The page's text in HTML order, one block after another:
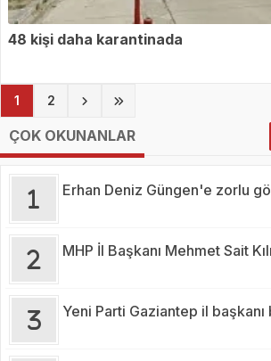
48 kişi daha karantinada
1 (current)
2
ÇOK OKUNANLAR
Erhan Deniz Güngen'e zorlu
MHP İl Başkanı Mehmet Sait
Yeni Parti Gaziantep il